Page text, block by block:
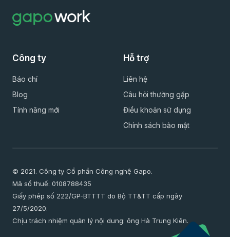
Công ty
Báo chí
Blog
Tính năng mới
Hỗ trợ
Liên hệ
Câu hỏi thường gặp
Điều khoản sử dụng
Chính sách bảo mật
© 2021. Công ty Cổ phần Công nghệ Gapo.
Mã số thuế: 0108788435
Giấy phép số 222/GP-BTTTT do Bộ TT&TT cấp ngày
27/5/2020.
Chịu trách nhiệm quản lý nội dung: ông Hà Trung Kiên.